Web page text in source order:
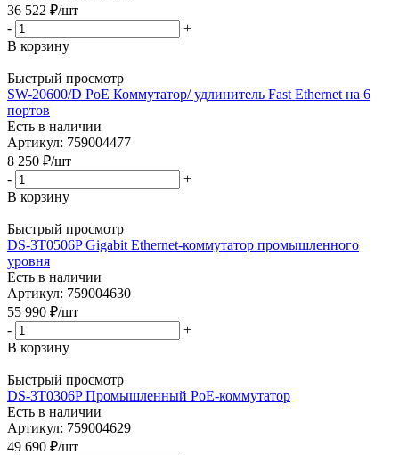
36 522 ₽/шт
-
+
В корзину
Быстрый просмотр
SW-20600/D PoE Коммутатор/ удлинитель Fast Ethernet на 6
портов
Есть в наличии
Артикул: 759004477
8 250 ₽/шт
-
+
В корзину
Быстрый просмотр
DS-3T0506P Gigabit Ethernet-коммутатор промышленного
уровня
Есть в наличии
Артикул: 759004630
55 990 ₽/шт
-
+
В корзину
Быстрый просмотр
DS-3T0306P Промышленный PoE-коммутатор
Есть в наличии
Артикул: 759004629
49 690 ₽/шт